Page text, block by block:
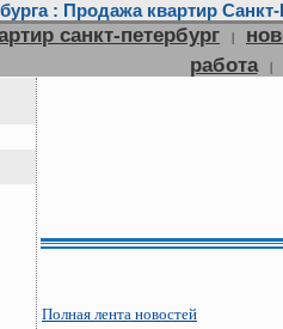
: Продажа квартир
санкт-петербург |
работа
|
Полная лента новостей